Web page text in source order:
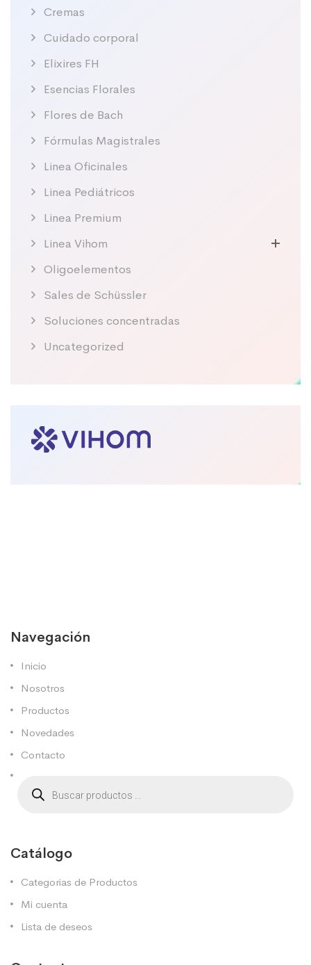
Cremas
Cuidado corporal
Elixires FH
Esencias Florales
Flores de Bach
Fórmulas Magistrales
Linea Oficinales
Linea Pediátricos
Linea Premium
Linea Vihom
Oligoelementos
Sales de Schüssler
Soluciones concentradas
Uncategorized
Navegación
Inicio
Nosotros
Productos
Novedades
Contacto
Catálogo
Categorias de Productos
Mi cuenta
Lista de deseos